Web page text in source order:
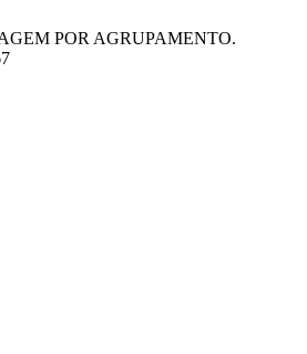
POR AGRUPAMENTO.